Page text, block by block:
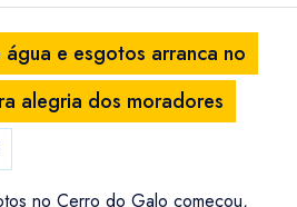
e esgotos arranca no
alegria dos moradores
no Cerro do Galo começou,